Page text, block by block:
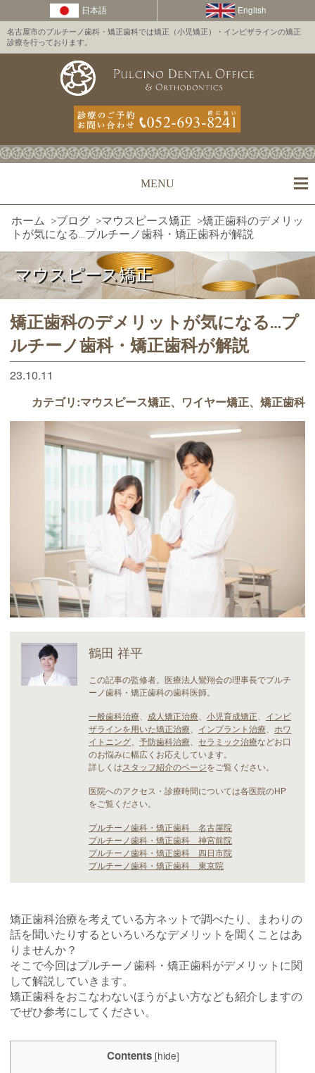
名古屋市のプルチーノ歯科・矯正歯科では矯正（小児矯正）・インビザラインの矯正
診療を行っております。
MENU
ホーム >ブログ >マウスピース矯正 >矯正歯科のデメリッ
トが気になる…プルチーノ歯科・矯正歯科が解説
マウスピース矯正
矯正歯科のデメリットが気になる…プ
ルチーノ歯科・矯正歯科が解説
23.10.11
カテゴリ:マウスピース矯正 ワイヤー矯正 矯正歯科
鶴田 祥平
この記事の監修者。医療法人鸞翔会の理事長でプルチ
ーノ歯科・矯正歯科の歯科医師。
一般歯科治療
成人矯正治療 小児育成矯正
インビ
ザラインを用いた矯正治療
インプラント治療
ホワ
イトニング
予防歯科治療 セラミック治療などお口
のお悩みに幅広くお応えしています。
詳しくはスタッフ紹介のページをご覧ください。
医院へのアクセス・診療時間については各医院のHP
をご覧ください。
プルチーノ歯科・矯正歯科 名古屋院
プルチーノ歯科・矯正歯科 神宮前院
プルチーノ歯科・矯正歯科 四日市院
プルチーノ歯科・矯正歯科 東京院
矯正歯科治療を考えている方ネットで調べたり、まわりの
話を聞いたりするといろいろなデメリットを聞くことはあ
りませんか？
そこで今回はプルチーノ歯科・矯正歯科がデメリットに関
して解説していきます。
矯正歯科をおこなわないほうがよい方なども紹介しますの
でぜひ参考にしてください。
Contents [hide]